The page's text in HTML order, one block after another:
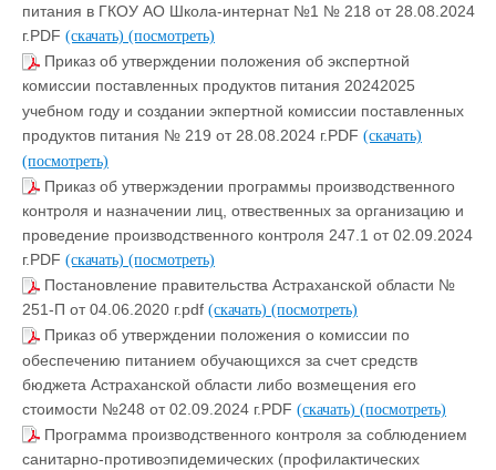
питания в ГКОУ АО Школа-интернат №1 № 218 от 28.08.2024
г.PDF (скачать) (посмотреть)
Приказ об утверждении положения об экспертной
комиссии поставленных продуктов питания 20242025
учебном году и создании экпертной комиссии поставленных
продуктов питания № 219 от 28.08.2024 г.PDF (скачать)
(посмотреть)
Приказ об утвержэдении программы производственного
контроля и назначении лиц, отвественных за организацию и
проведение производственного контроля 247.1 от 02.09.2024
г.PDF (скачать) (посмотреть)
Постановление правительства Астраханской области №
251-П от 04.06.2020 г.pdf (скачать) (посмотреть)
Приказ об утверждении положения о комиссии по
обеспечению питанием обучающихся за счет средств
бюджета Астраханской области либо возмещения его
стоимости №248 от 02.09.2024 г.PDF (скачать) (посмотреть)
Программа производственного контроля за соблюдением
санитарно-противоэпидемических (профилактических